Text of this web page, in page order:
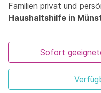
Familien privat und
Haushaltshilfe in
Sofort